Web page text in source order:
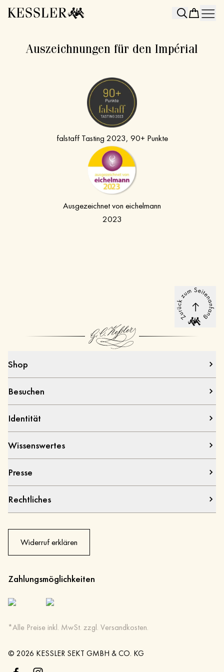
Search
Auszeichnungen für den Impérial
falstaff Tasting 2023, 90+ Punkte
Ausgezeichnet von eichelmann
2023
Shop
Besuchen
Identität
Wissenswertes
Presse
Rechtliches
Widerruf erklären
Zahlungsmöglichkeiten
*Alle Preise inkl. MwSt. zzgl. Versandkosten.
© 2026 KESSLER SEKT GMBH & CO. KG